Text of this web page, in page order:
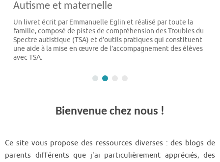
Autisme et maternelle
Un livret écrit par Emmanuelle Eglin et réalisé par toute la
famille, composé de pistes de compréhension des Troubles du
Spectre autistique (TSA) et d’outils pratiques qui constituent
une aide à la mise en œuvre de l’accompagnement des élèves
avec TSA.
Bienvenue chez nous !
Ce site vous propose des ressources diverses : des blogs de
parents différents que j'ai particulièrement appréciés, des